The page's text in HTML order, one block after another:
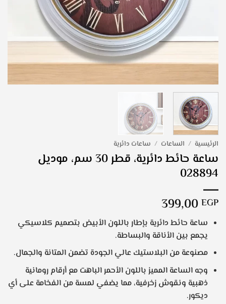
الرئيسية / الساعات / ساعات دائرية
ساعة حائط دائرية، قطر 30 سم، موديل
028894
399,00 EGP
ساعة حائط دائرية بإطار باللون الأبيض بتصميم كلاسيكي
يجمع بين الأناقة والبساطة.
مصنوعة من البلاستيك عالي الجودة تضمن المتانة والجمال.
وﺟﻪ اﻟﺴﺎﻋﺔ اﻟﻤﻤﯿﺰ باللون الأحمر الباهت مع أرقام رومانية
ذهبية ونقوش زخرفية، مما يضفي لمسة من الفخامة على أي
ديكور.